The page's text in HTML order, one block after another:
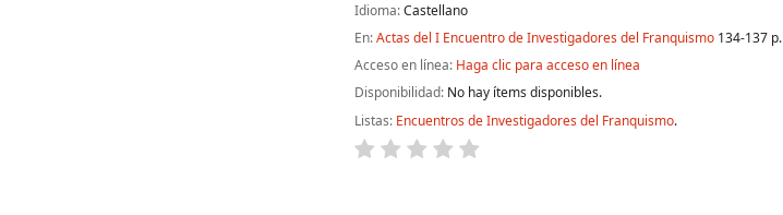
Idioma:Castellano
En:Actas del I Encuentro de Investigadores del Franquismo134-137 p.
Acceso en línea: Haga clic para acceso en línea
Disponibilidad: No hay ítems disponibles.
Listas: Encuentros de Investigadores del Franquismo.